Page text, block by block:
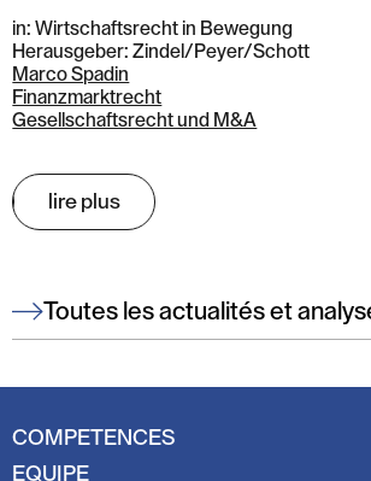
in: Wirtschaftsrecht in Bewegung
Herausgeber: Zindel/Peyer/Schott
Marco Spadin
Finanzmarktrecht
Gesellschaftsrecht und M&A
lire plus
Toutes les actualités et
COMPETENCES
EQUIPE